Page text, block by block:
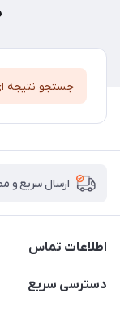
جستجو نتیجه
ارسال سریع و
اطلاعات تماس
09171843500 و 07152240182
دسترسی سریع